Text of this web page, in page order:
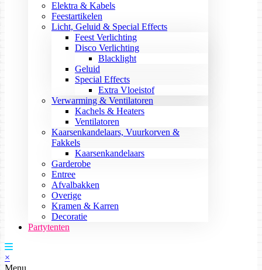
Elektra & Kabels
Feestartikelen
Licht, Geluid & Special Effects
Feest Verlichting
Disco Verlichting
Blacklight
Geluid
Special Effects
Extra Vloeistof
Verwarming & Ventilatoren
Kachels & Heaters
Ventilatoren
Kaarsenkandelaars, Vuurkorven &
Fakkels
Kaarsenkandelaars
Garderobe
Entree
Afvalbakken
Overige
Kramen & Karren
Decoratie
Partytenten
×
Menu